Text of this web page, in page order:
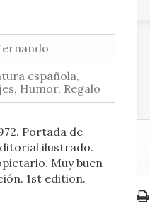
española,
Humor, Regalo
Portada de
ilustrado.
Muy buen
1st edition.